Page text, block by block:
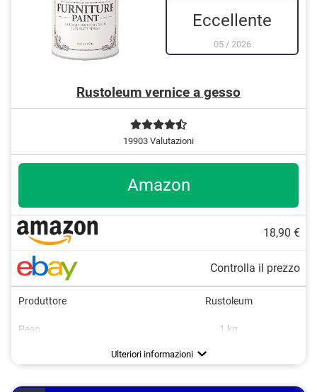
Eccellente
05/ 2026
Rustoleum vernice a gesso
19903 Valutazioni
Amazon
18,90 €
Controlla il prezzo
Produttore Rustoleum
Peso
1 kg
Ulteriori informazioni